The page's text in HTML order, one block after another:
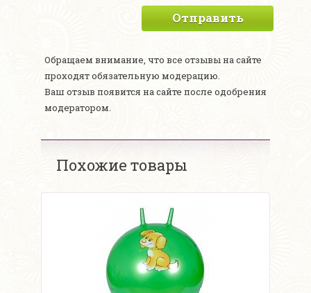
Отправить
Обращаем внимание, что все отзывы на сайте
проходят обязательную модерацию.
Ваш отзыв появится на сайте после одобрения
модератором.
Похожие товары